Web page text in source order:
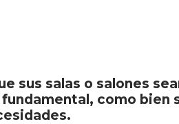
sus salas o salones
como